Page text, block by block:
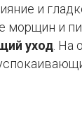
и
морщин и
уход . На